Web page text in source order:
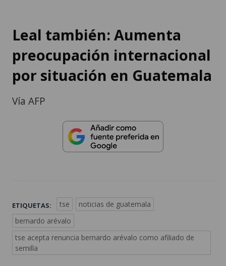
Leal también: Aumenta
preocupación internacional
por situación en Guatemala
Vía AFP
ETIQUETAS: tse
noticias de guatemala
bernardo arévalo
tse acepta renuncia bernardo arévalo como afiliado de
semilla